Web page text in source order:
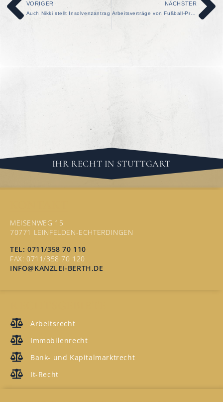
VORIGER
Auch Nikki stellt Insolvenzantrag
NÄCHSTER
Arbeitsverträge von Fußball-Profis dürfen befristet werden
IHR RECHT IN STUTTGART
MEISENWEG 15
70771 LEINFELDEN-ECHTERDINGEN
TEL: 0711/358 70 110
FAX: 0711/358 70 120
INFO@KANZLEI-BERTH.DE
Arbeitsrecht
Immobilenrecht
Bank- und Kapitalmarktrecht
It-Recht